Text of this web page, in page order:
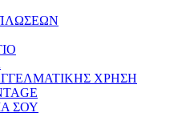
ΧΡΗΣΗ
ΣΟΥ